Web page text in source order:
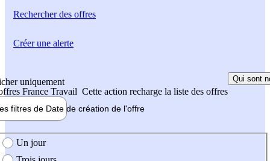
Rechercherdes offres
uniquement
France Travail Cette action recharge la liste des offres
Qui sont
filtres de Date de création de l'offre
création de l'offre
Un jour
Créer une alerte